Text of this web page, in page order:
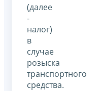
(далее
-
налог)
в
случае
розыска
транспортного
средства.